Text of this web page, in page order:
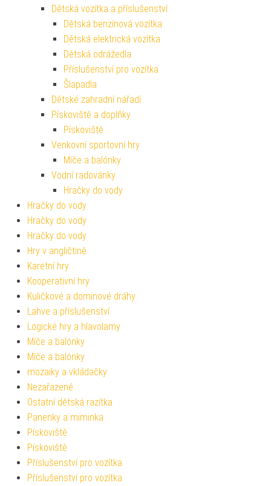
Dětská vozítka a příslušenství
Dětská benzínová vozítka
Dětská elektrická vozítka
Dětská odrážedla
Příslušenství pro vozítka
Šlapadla
Dětské zahradní nářadí
Pískoviště a doplňky
Pískoviště
Venkovní sportovní hry
Míče a balónky
Vodní radovánky
Hračky do vody
Hračky do vody
Hračky do vody
Hračky do vody
Hry v angličtině
Karetní hry
Kooperativní hry
Kuličkové a dominové dráhy
Lahve a příslušenství
Logické hry a hlavolamy
Míče a balónky
Míče a balónky
mozaiky a vkládačky
Nezařazené
Ostatní dětská razítka
Panenky a miminka
Pískoviště
Pískoviště
Příslušenství pro vozítka
Příslušenství pro vozítka